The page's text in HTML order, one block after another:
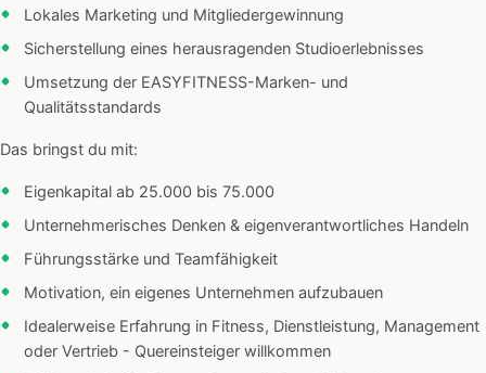
Lokales Marketing und Mitgliedergewinnung
Sicherstellung eines herausragenden Studioerlebnisses
Umsetzung der EASYFITNESS-Marken- und
Qualitätsstandards
Das bringst du mit:
Eigenkapital ab 25.000 bis 75.000
Unternehmerisches Denken & eigenverantwortliches Handeln
Führungsstärke und Teamfähigkeit
Motivation, ein eigenes Unternehmen aufzubauen
Idealerweise Erfahrung in Fitness, Dienstleistung, Management
oder Vertrieb - Quereinsteiger willkommen